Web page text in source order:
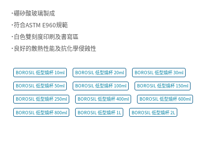
˙硼矽酸玻璃製成
˙符合ASTM E960規範
˙白色雙刻度印刷及書寫區
˙良好的散熱性能及抗化學侵蝕性
BOROSIL 低型燒杯 10ml BOROSIL 低型燒杯 20ml BOROSIL 低型燒杯 30ml
BOROSIL 低型燒杯 50ml BOROSIL 低型燒杯 100ml BOROSIL 低型燒杯 150ml
BOROSIL 低型燒杯 250ml BOROSIL 低型燒杯 400ml BOROSIL 低型燒杯 600ml
BOROSIL 低型燒杯 800ml BOROSIL 低型燒杯 1L BOROSIL 低型燒杯 2L